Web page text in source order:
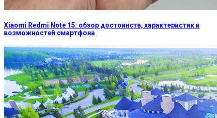
Xiaomi Redmi Note 15: обзор достоинств, характеристик и
возможностей смартфона